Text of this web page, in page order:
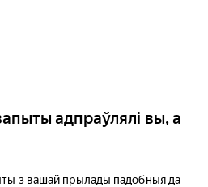
адпраўлялі вы, а
з вашай прылады падобныя да